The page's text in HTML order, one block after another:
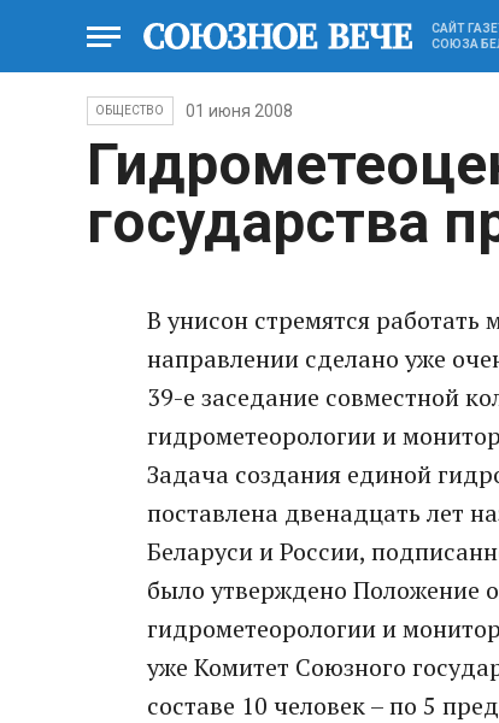
САЙТ
СОЮЗА
ОБЩЕСТВО 01 июня 2008
государства
В унисон стремятся работать
направлении сделано уже
39-е заседание совместной
гидрометеорологии и
Задача создания единой
поставлена двенадцать лет
Беларуси и России,
было утверждено Положение
гидрометеорологии и
уже Комитет Союзного
составе 10 человек – по 5